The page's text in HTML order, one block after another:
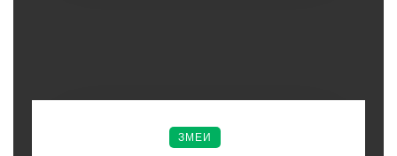
ЗМЕИ